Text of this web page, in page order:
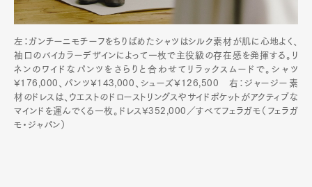
左：ガンチーニモチーフをちりばめたシャツはシルク素材が肌に心地よく、
袖口のバイカラーデザインによって一枚で主役級の存在感を発揮する。リ
ネンのワイドなパンツをさらりと合わせてリラックスムードで。シャツ
¥176,000、パンツ¥143,000、シューズ¥126,500 右：ジャージー素
材のドレスは、ウエストのドローストリングスやサイドポケットがアクティブな
マインドを運んでくる一枚。ドレス¥352,000／すべてフェラガモ（フェラガ
モ・ジャパン）